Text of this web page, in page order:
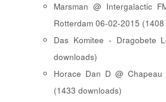
Marsman @ Intergalactic
Rotterdam 06-02-2015
Das Komitee - Dragobete
downloads)
Horace Dan D @ Chapeau
(1433 downloads)